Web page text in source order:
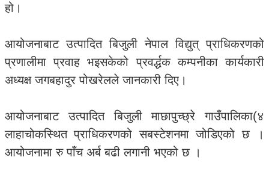
हो।
आयोजनाबाट उत्पादित बिजुली नेपाल विद्युत् प्राधिकरणको
प्रणालीमा प्रवाह भइसकेको प्रवर्द्धक कम्पनीका कार्यकारी
अध्यक्ष जगबहादुर पोखरेलले जानकारी दिए।
आयोजनाबाट उत्पादित बिजुली माछापुच्छ्रे गाउँपालिका(४
लाहाचोकस्थित प्राधिकरणको सबस्टेशनमा जोडिएको छ ।
आयोजनामा रु पाँच अर्ब बढी लगानी भएको छ ।